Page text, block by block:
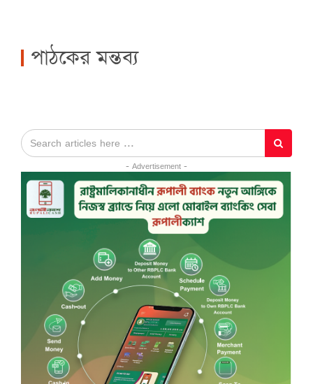
পাঠকের মন্তব্য
- Advertisement -